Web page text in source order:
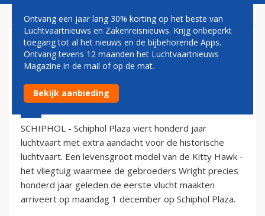
Â€˜KITTY HAWK LANDT OP
SCHIPHOL PLAZAÂ€™
28 november 2003 - 1:00
SCHIPHOL - Schiphol Plaza viert honderd jaar
luchtvaart met extra aandacht voor de historische
luchtvaart. Een levensgroot model van de Kitty Hawk -
het vliegtuig waarmee de gebroeders Wright precies
honderd jaar geleden de eerste vlucht maakten
arriveert op maandag 1 december op Schiphol Plaza.
Ontvang een jaar lang 30% korting op het beste van
Luchtvaartnieuws en Zakenreisnieuws. Krijg onbeperkt
toegang tot al het nieuws en de bijbehorende Apps.
Ontvang tevens 12 maanden het Luchtvaartnieuws
Magazine in de mail of op de mat.
Bekijk aanbieding